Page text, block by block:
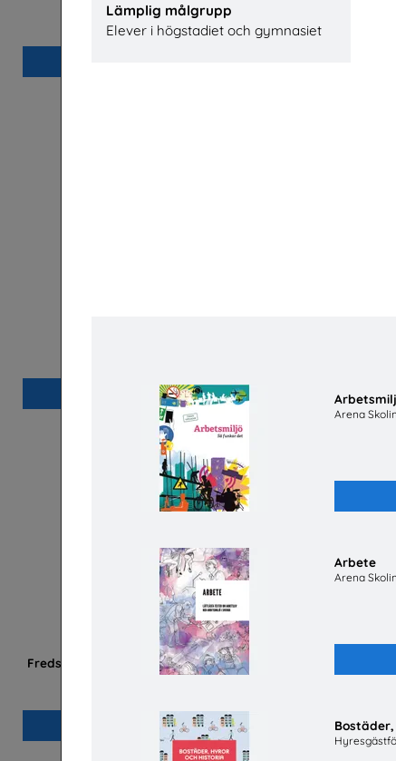
Lämplig målgrupp
Elever i högstadiet och gymnasiet
Arena
Arbete
Arena
Hyresgästföreningen
Beställ 0kr
Fredsakademin - Metodmaterial om hållbar
fred och säkerhet
Beställ 0kr